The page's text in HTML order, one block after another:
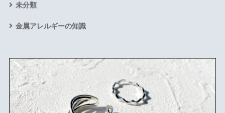
未分類
金属アレルギーの知識